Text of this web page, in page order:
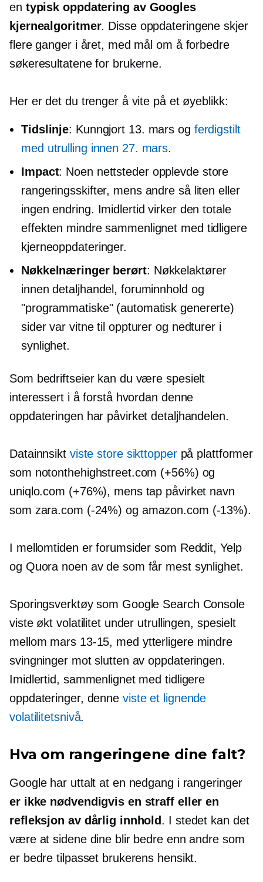
en typisk oppdatering av Googles
kjernealgoritmer. Disse oppdateringene skjer
flere ganger i året, med mål om å forbedre
søkeresultatene for brukerne.
Her er det du trenger å vite på et øyeblikk:
Tidslinje: Kunngjort 13. mars og ferdigstilt
med utrulling innen 27. mars.
Impact: Noen nettsteder opplevde store
rangeringsskifter, mens andre så liten eller
ingen endring. Imidlertid virker den totale
effekten mindre sammenlignet med tidligere
kjerneoppdateringer.
Nøkkelnæringer berørt: Nøkkelaktører
innen detaljhandel, foruminnhold og
"programmatiske" (automatisk genererte)
sider var vitne til oppturer og nedturer i
synlighet.
Som bedriftseier kan du være spesielt
interessert i å forstå hvordan denne
oppdateringen har påvirket detaljhandelen.
Datainnsikt viste store sikttopperpå plattformer
som notonthehighstreet.com (+56%) og
uniqlo.com (+76%), mens tap påvirket navn
som zara.com (-24%) og amazon.com (-13%).
I mellomtiden er forumsider som Reddit, Yelp
og Quora noen av de som får mest synlighet.
Sporingsverktøy som Google Search Console
viste økt volatilitet under utrullingen, spesielt
mellom mars 13-15, med ytterligere mindre
svingninger mot slutten av oppdateringen.
Imidlertid, sammenlignet med tidligere
oppdateringer, denne viste et lignende
volatilitetsnivå.
Hva om rangeringene dine falt?
Google har uttalt at en nedgang i rangeringer
er ikke nødvendigvis en straff eller en
refleksjon av dårlig innhold. I stedet kan det
være at sidene dine blir bedre enn andre som
er bedre tilpasset brukerens hensikt.